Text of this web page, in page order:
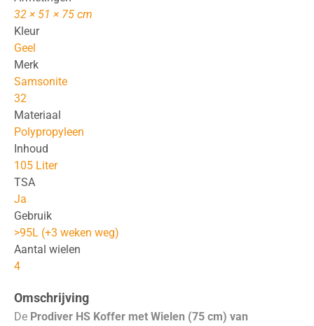
32 × 51 × 75 cm
Kleur
Geel
Merk
Samsonite
32
Materiaal
Polypropyleen
Inhoud
105 Liter
TSA
Ja
Gebruik
>95L (+3 weken weg)
Aantal wielen
4
Omschrijving
De Prodiver HS Koffer met Wielen (75 cm) van